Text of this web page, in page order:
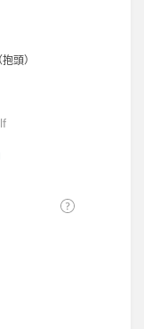
頭）